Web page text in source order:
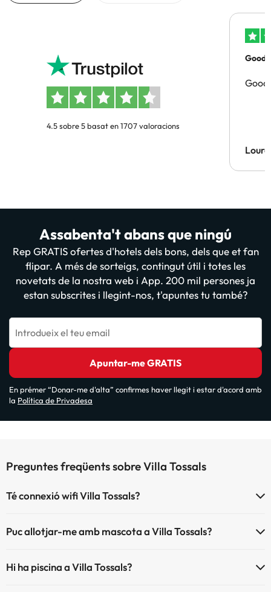
4.5 sobre 5 basat en 1707 valoracions
Good
Good
Assabenta't abans que ningú
Rep GRATIS ofertes d'hotels dels bons, dels que et fan
flipar. A més de sorteigs, contingut útil i totes les
novetats de la nostra web i App. 200 mil persones ja
estan subscrites i llegint-nos, t'apuntes tu també?
Introdueix el teu email
Apuntar-me GRATIS
En prémer “Donar-me d'alta” confirmes haver llegit i estar d'acord amb
la Política de Privadesa
Preguntes freqüents sobre Villa Tossals
Té connexió wifi Villa Tossals?
Puc allotjar-me amb mascota a Villa Tossals?
Hi ha piscina a Villa Tossals?